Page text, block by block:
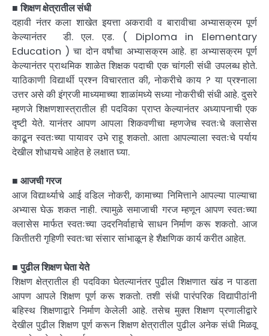
■शिक्षण क्षेत्रातील संधी
दहावी नंतर कला शाखेत इयत्ता अकरावी व बारावीचा अभ्यासक्रम पूर्ण
केल्यानंतर डी. एल. एड. ( Diploma in Elementary
Education ) चा दोन वर्षांचा अभ्यासक्रम आहे. हा अभ्यासक्रम पूर्ण
केल्यानंतर प्राथमिक शाळेत शिक्षक पदाची एक चांगली संधी उपलब्ध होते.
याठिकाणी विद्यार्थी प्रश्न विचारतात की, नोकरीचे काय ? या प्रश्नाला
उत्तर असे की इंग्रजी माध्यमाच्या शाळांमध्ये सध्या नोकरीची संधी आहे. दुसरे
म्हणजे शिक्षणशास्त्रातील ही पदविका प्राप्त केल्यानंतर अध्यापनाची एक
दृष्टी येते. यानंतर आपण आपला शिकवणीचा म्हणजेच स्वतःचे क्लासेस
काढून स्वतःच्या पायावर उभे राहू शकतो. आता आपल्याला स्वतःचे पर्याय
देखील शोधायचे आहेत हे लक्षात घ्या.
■ आजची गरज
आज विद्यार्थ्याचे आई वडिल नोकरी, कामाच्या निमित्ताने आपल्या पाल्याचा
अभ्यास घेऊ शकत नाही. त्यामुळे समाजाची गरज म्हणून आपण स्वतःच्या
क्लासेस मार्फत स्वतःच्या उदरनिर्वाहाचे साधन निर्माण करू शकतो. आज
कितीतरी गृहिणी स्वतःचा संसार सांभाळून हे शैक्षणिक कार्य करीत आहेत.
■पुढील शिक्षण घेता येते
शिक्षण क्षेत्रातील ही पदविका घेतल्यानंतर पुढील शिक्षणात खंड न पाडता
आपण आपले शिक्षण पूर्ण करू शकतो. तशी संधी पारंपरिक विद्यापीठांनी
बहिस्थ शिक्षणाद्वारे निर्माण केलेली आहे. तसेच मुक्त शिक्षण प्रणालीद्वारे
देखील पुढील शिक्षण पूर्ण करून शिक्षण क्षेत्रातील पुढील अनेक संधी मिळवू